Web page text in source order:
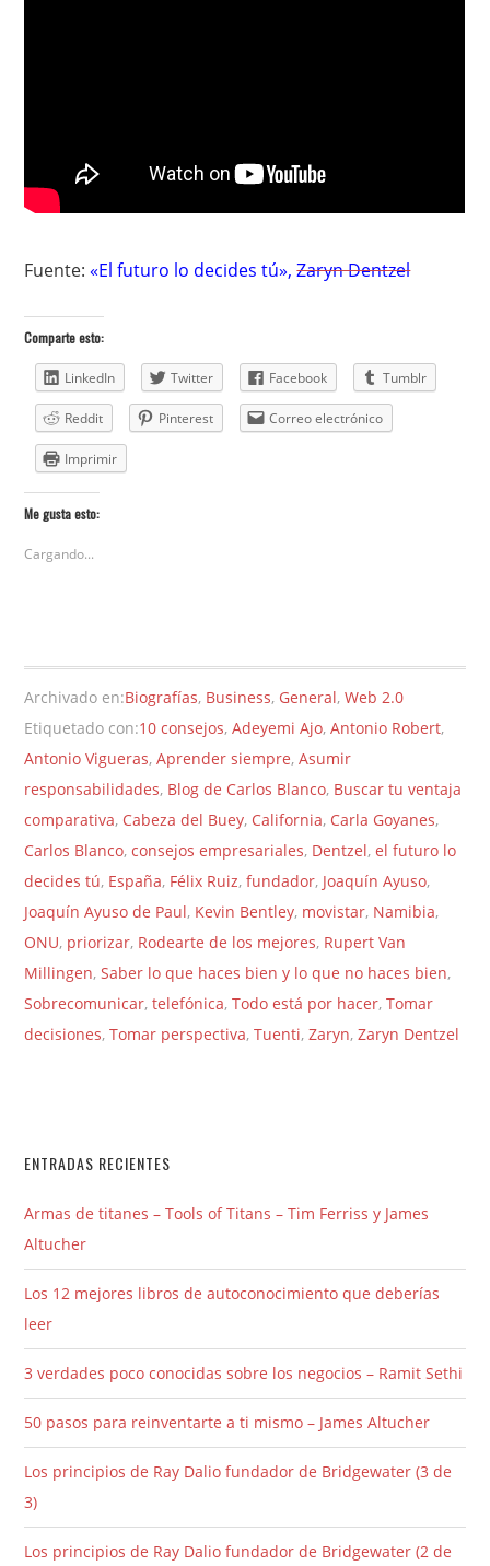
Fuente: «El futuro lo decides tú»,Zaryn Dentzel
Comparte esto:
LinkedIn Twitter Facebook Tumblr
Reddit Pinterest Correo electrónico
Imprimir
Me gusta esto:
Cargando...
Archivado en:Biografías, Business, General,Web 2.0
Etiquetado con:10 consejos,Adeyemi Ajo,Antonio Robert,
Antonio Vigueras,Aprender siempre,Asumir
responsabilidades, Blog de Carlos Blanco, Buscar tu ventaja
comparativa, Cabeza del Buey, California, Carla Goyanes,
Carlos Blanco,consejos empresariales, Dentzel,el futuro lo
decides tú, España, Félix Ruiz,fundador, Joaquín Ayuso,
Joaquín Ayuso de Paul, Kevin Bentley, movistar, Namibia,
ONU, priorizar, Rodearte de los mejores, Rupert Van
Millingen,Saber lo que haces bien y lo que no haces bien,
Sobrecomunicar,telefónica,Todo está por hacer,Tomar
decisiones,Tomar perspectiva,Tuenti,Zaryn,Zaryn Dentzel
ENTRADAS RECIENTES
Armas de titanes – Tools of Titans – Tim Ferriss y James
Altucher
Los 12 mejores libros de autoconocimiento que deberías
leer
3 verdades poco conocidas sobre los negocios – Ramit Sethi
50 pasos para reinventarte a ti mismo – James Altucher
Los principios de Ray Dalio fundador de Bridgewater (3 de
3)
Los principios de Ray Dalio fundador de Bridgewater (2 de